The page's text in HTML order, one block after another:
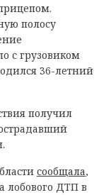
полосу
с грузовиком
36-летний
получил
сообщала,
лобового ДТП в